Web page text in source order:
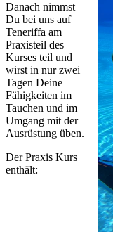
Danach nimmst
Du bei uns auf
Teneriffa am
Praxisteil des
Kurses teil und
wirst in nur zwei
Tagen Deine
Fähigkeiten im
Tauchen und im
Umgang mit der
Ausrüstung üben.
Der Praxis Kurs
enthält: